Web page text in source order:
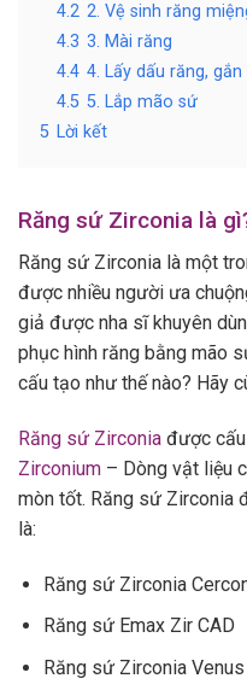
4.2 2. Vệ sinh răng
4.3 3. Mài răng
4.4 4. Lấy dấu răng,
4.5 5. Lắp mão sứ
5 Lời kết
Răng sứ Zirconia là
Răng sứ Zirconia là một
được nhiều người ưa
giả được nha sĩ khuyên
phục hình răng bằng mão
cấu tạo như thế nào? Hãy
Răng sứ Zirconia được
Zirconium – Dòng vật liệu
mòn tốt. Răng sứ Zirconia
là:
Răng sứ Zirconia
Răng sứ Emax Zir CAD
Răng sứ Zirconia Venus